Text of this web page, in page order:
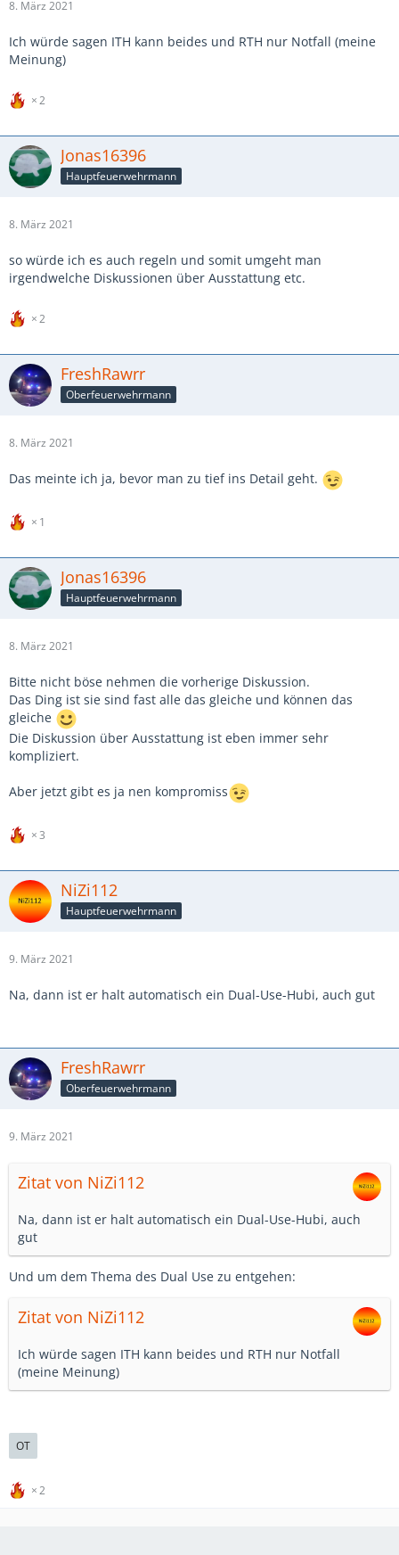
8. März 2021
Ich würde sagen ITH kann beides und RTH nur Notfall (meine
Meinung)
2
Jonas16396
Hauptfeuerwehrmann
8. März 2021
so würde ich es auch regeln und somit umgeht man
irgendwelche Diskussionen über Ausstattung etc.
2
FreshRawrr
Oberfeuerwehrmann
8. März 2021
Das meinte ich ja, bevor man zu tief ins Detail geht.
1
Jonas16396
Hauptfeuerwehrmann
8. März 2021
Bitte nicht böse nehmen die vorherige Diskussion.
Das Ding ist sie sind fast alle das gleiche und können das
gleiche
Die Diskussion über Ausstattung ist eben immer sehr
kompliziert.
Aber jetzt gibt es ja nen kompromiss
3
NiZi112
Hauptfeuerwehrmann
9. März 2021
Na, dann ist er halt automatisch ein Dual-Use-Hubi, auch gut
FreshRawrr
Oberfeuerwehrmann
9. März 2021
Zitat von NiZi112
Na, dann ist er halt automatisch ein Dual-Use-Hubi, auch
gut
Und um dem Thema des Dual Use zu entgehen:
Zitat von NiZi112
Ich würde sagen ITH kann beides und RTH nur Notfall
(meine Meinung)
OT
2